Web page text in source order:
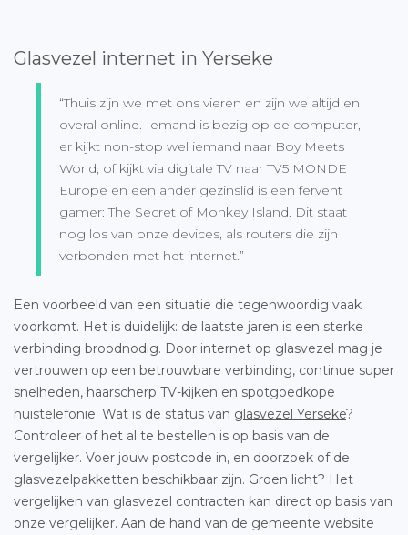
Glasvezel internet in Yerseke
“Thuis zijn we met ons vieren en zijn we altijd en
overal online. Iemand is bezig op de computer,
er kijkt non-stop wel iemand naar Boy Meets
World, of kijkt via digitale TV naar TV5 MONDE
Europe en een ander gezinslid is een fervent
gamer: The Secret of Monkey Island. Dit staat
nog los van onze devices, als routers die zijn
verbonden met het internet.”
Een voorbeeld van een situatie die tegenwoordig vaak
voorkomt. Het is duidelijk: de laatste jaren is een sterke
verbinding broodnodig. Door internet op glasvezel mag je
vertrouwen op een betrouwbare verbinding, continue super
snelheden, haarscherp TV-kijken en spotgoedkope
huistelefonie. Wat is de status van glasvezel Yerseke?
Controleer of het al te bestellen is op basis van de
vergelijker. Voer jouw postcode in, en doorzoek of de
glasvezelpakketten beschikbaar zijn. Groen licht? Het
vergelijken van glasvezel contracten kan direct op basis van
onze vergelijker. Aan de hand van de gemeente website